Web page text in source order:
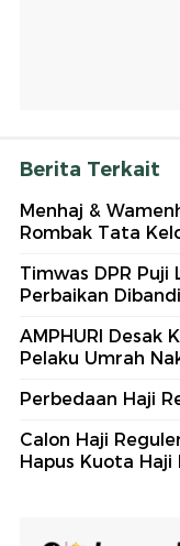
Berita Terkait
Menhaj &
Rombak Tata
Timwas DPR Puji
Perbaikan
AMPHURI Desak
Pelaku Umrah
Perbedaan Haji
Calon Haji
Hapus Kuota Haji